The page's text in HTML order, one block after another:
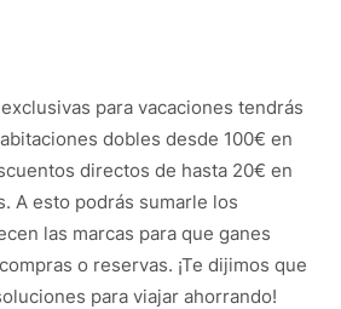
para vacaciones tendrás
dobles desde 100€ en
directos de hasta 20€ en
A esto podrás sumarle los
las marcas para que ganes
o reservas. ¡Te dijimos que
para viajar ahorrando!